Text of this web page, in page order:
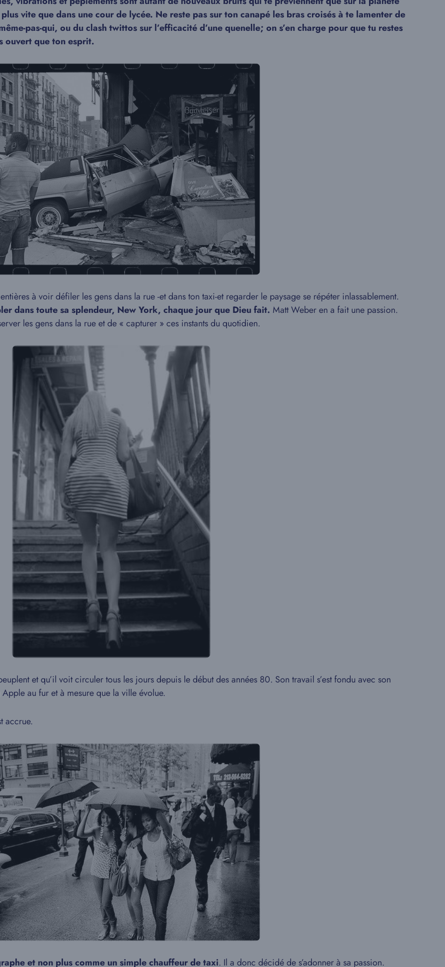
vite que dans une cour de lycée. Ne reste pas sur ton canapé les bras croisés à te lamenter de
pas-qui, ou du clash twittos sur l’efficacité d’une quenelle; on s’en charge pour que tu restes
ouvert que ton esprit.
à voir défiler les gens dans la rue -et dans ton taxi-et regarder le paysage se répéter inlassablement.
dans toute sa splendeur, New York, chaque jour que Dieu fait. Matt Weber en a fait une passion.
les gens dans la rue et de « capturer » ces instants du quotidien.
et qu’il voit circuler tous les jours depuis le début des années 80. Son travail s’est fondu avec son
au fur et à mesure que la ville évolue.
accrue.
et non plus comme un simple chauffeur de taxi. Il a donc décidé de s’adonner à sa passion.